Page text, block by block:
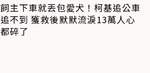
飼主下車就丟包愛犬！柯基追公車
追不到 獲救後默默流淚13萬人心
都碎了